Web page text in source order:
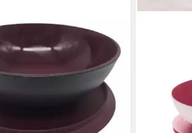
lieferbar -